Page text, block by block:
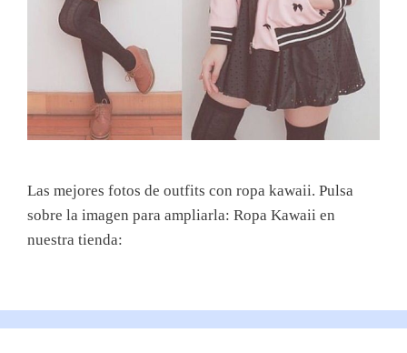
Las mejores fotos de outfits con ropa kawaii. Pulsa
sobre la imagen para ampliarla: Ropa Kawaii en
nuestra tienda: